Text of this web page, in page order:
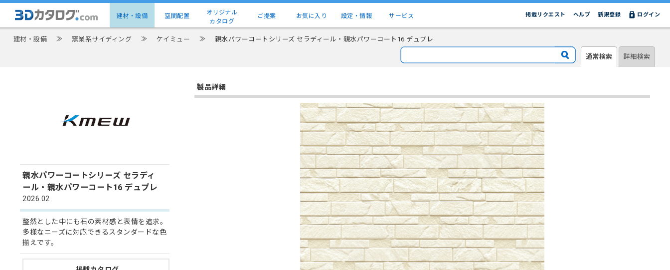
建材・設備 空間配置
オリジナル
カタログ
ご提案 お気に入り 設定・情報 サービス ログイン
新規登録
ヘルプ
掲載リクエスト
建材・設備 ≫ 窯業系サイディング ≫ ケイミュー ≫ 親水パワーコートシリーズ セラディール・親水パワーコート16 デュプレ
通常検索 詳細検索
親水パワーコートシリーズ セラディ
ール・親水パワーコート16 デュプレ
2026.02
整然とした中にも石の素材感と表情を追求。
多様なニーズに対応できるスタンダードな色
揃えです。
製品詳細